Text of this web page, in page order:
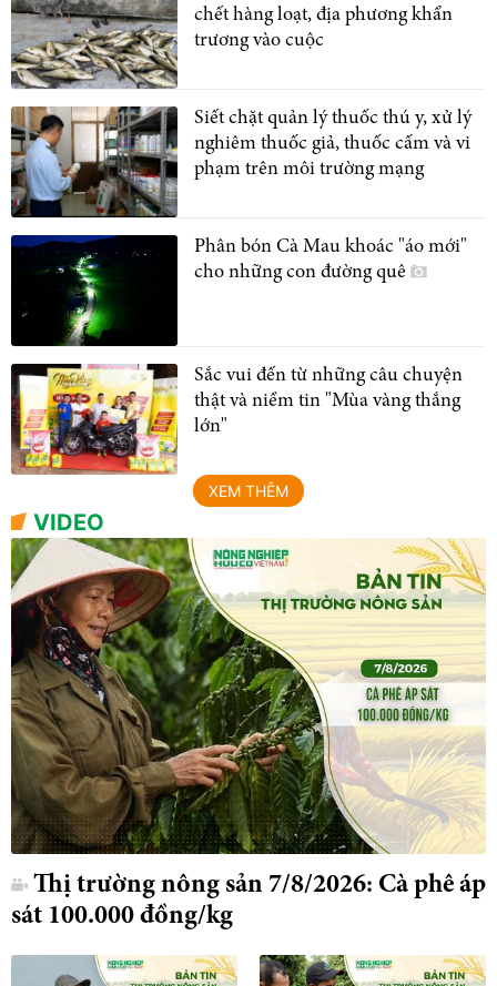
chết hàng loạt, địa phương khẩn
trương vào cuộc
Siết chặt quản lý thuốc thú y, xử lý
nghiêm thuốc giả, thuốc cấm và vi
phạm trên môi trường mạng
Phân bón Cà Mau khoác "áo mới"
cho những con đường quê
Sắc vui đến từ những câu chuyện
thật và niềm tin "Mùa vàng thắng
lớn"
XEM THÊM
VIDEO
Thị trường nông sản 7/8/2026: Cà phê áp
sát 100.000 đồng/kg